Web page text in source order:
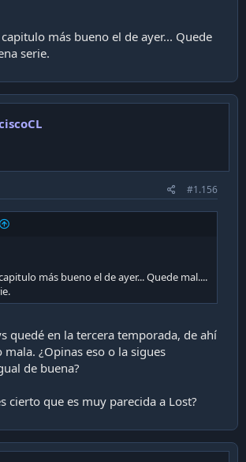
más bueno el de ayer... Quede
serie.
#1.156
más bueno el de ayer... Quede mal....
quedé en la tercera temporada, de ahí
mala. ¿Opinas eso o la sigues
de buena?
cierto que es muy parecida a Lost?